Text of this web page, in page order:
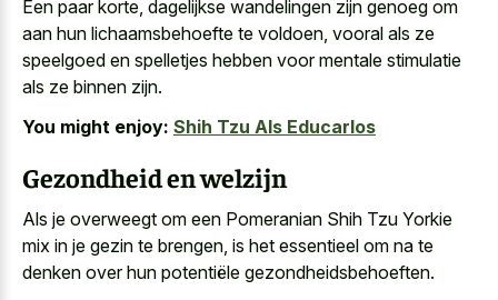
Een paar korte, dagelijkse wandelingen zijn genoeg om
aan hun lichaamsbehoefte te voldoen, vooral als ze
speelgoed en spelletjes hebben voor mentale stimulatie
als ze binnen zijn.
You might enjoy: Shih Tzu Als Educarlos
Gezondheid en welzijn
Als je overweegt om een Pomeranian Shih Tzu Yorkie
mix in je gezin te brengen, is het essentieel om na te
denken over hun potentiële gezondheidsbehoeften.